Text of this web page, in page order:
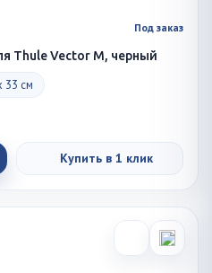
Под заказ
Thule Vector M, черный
33 см
Купить в 1 клик